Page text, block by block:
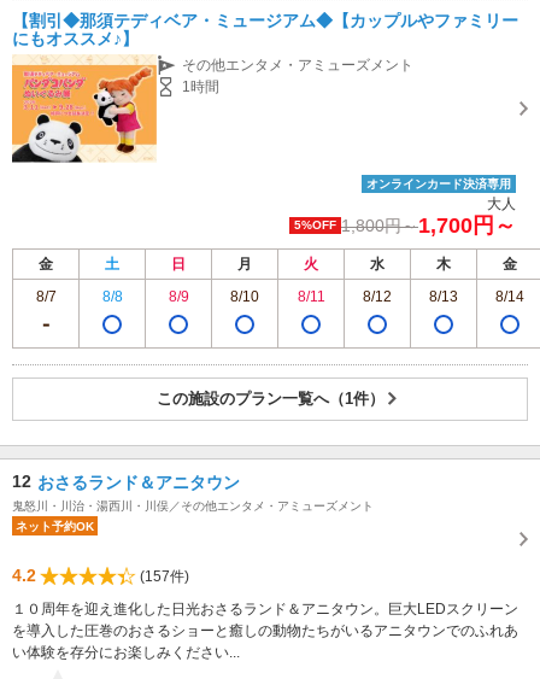
【割引◆那須テディベア・ミュージアム◆【カップルやファミリー
にもオススメ♪】
その他エンタメ・アミューズメント
1時間
オンラインカード決済専用
大人
5%OFF 1,800円～1,700円～
金 土 日 月 火 水 木
金
8/7
8/8 8/9 8/10 8/11 8/12 8/13 8/14
この施設のプラン一覧へ（1件）
12 おさるランド＆アニタウン
鬼怒川・川治・湯西川・川俣／その他エンタメ・アミューズメント
ネット予約OK
4.2
(157件)
１０周年を迎え進化した日光おさるランド＆アニタウン。巨大LEDスクリーン
を導入した圧巻のおさるショーと癒しの動物たちがいるアニタウンでのふれあ
い体験を存分にお楽しみください...